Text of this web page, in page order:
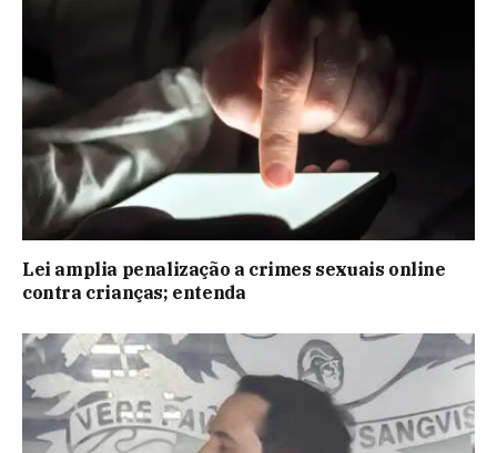
Lei amplia penalização a crimes sexuais online
contra crianças; entenda